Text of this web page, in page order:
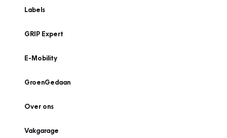
Labels
GRIP Expert
E-Mobility
GroenGedaan
Over ons
Vakgarage